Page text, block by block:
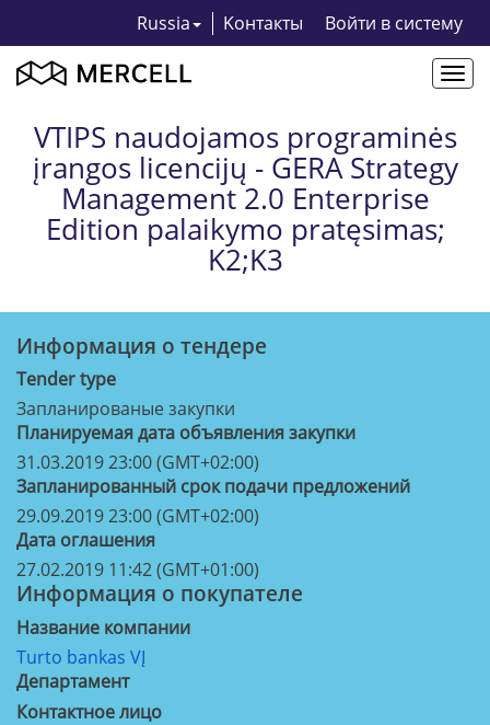
Russia Kонтакты Bойти в систему
VTIPS naudojamos programinės
įrangos licencijų - GERA Strategy
Management 2.0 Enterprise
Edition palaikymo pratęsimas;
K2;K3
Информация о тендерe
Tender type
Запланированые закупки
Планируемая дата объявления закупки
31.03.2019 23:00 (GMT+02:00)
Запланированный срок подачи предложений
29.09.2019 23:00 (GMT+02:00)
Дата оглашения
27.02.2019 11:42 (GMT+01:00)
Информация о покупателе
Название компании
Turto bankas VĮ
Департамент
Контактное лицо